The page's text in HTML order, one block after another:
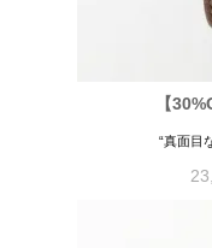
【
“真面目